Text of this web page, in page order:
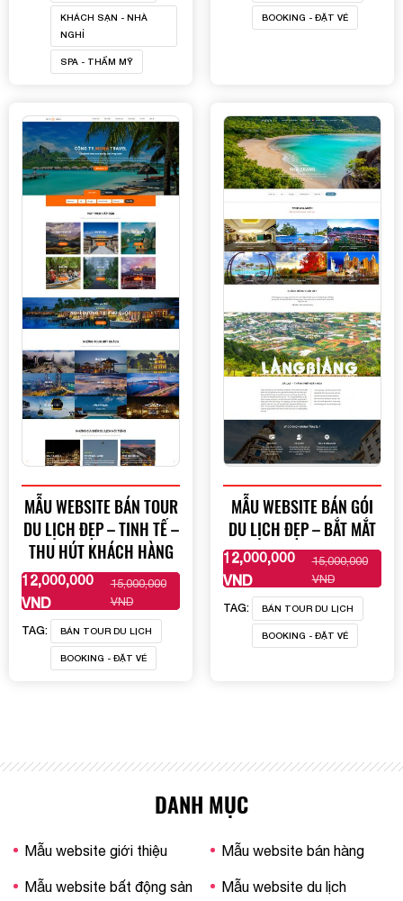
KHÁCH SẠN - NHÀ
NGHỈ
SPA - THẨM MỸ
BOOKING - ĐẶT VÉ
MẪU WEBSITE BÁN TOUR
DU LỊCH ĐẸP – TINH TẾ –
THU HÚT KHÁCH HÀNG
12,000,000
VND
15,000,000
VND
XEM THÊM
TAG: BÁN TOUR DU LỊCH
BOOKING - ĐẶT VÉ
MẪU WEBSITE BÁN GÓI
DU LỊCH ĐẸP – BẮT MẮT
12,000,000
VND
15,000,000
VND
XEM THÊM
TAG: BÁN TOUR DU LỊCH
BOOKING - ĐẶT VÉ
DANH MỤC
Mẫu website giới thiệu Mẫu website bán hàng
Mẫu website bất động sản Mẫu website du lịch